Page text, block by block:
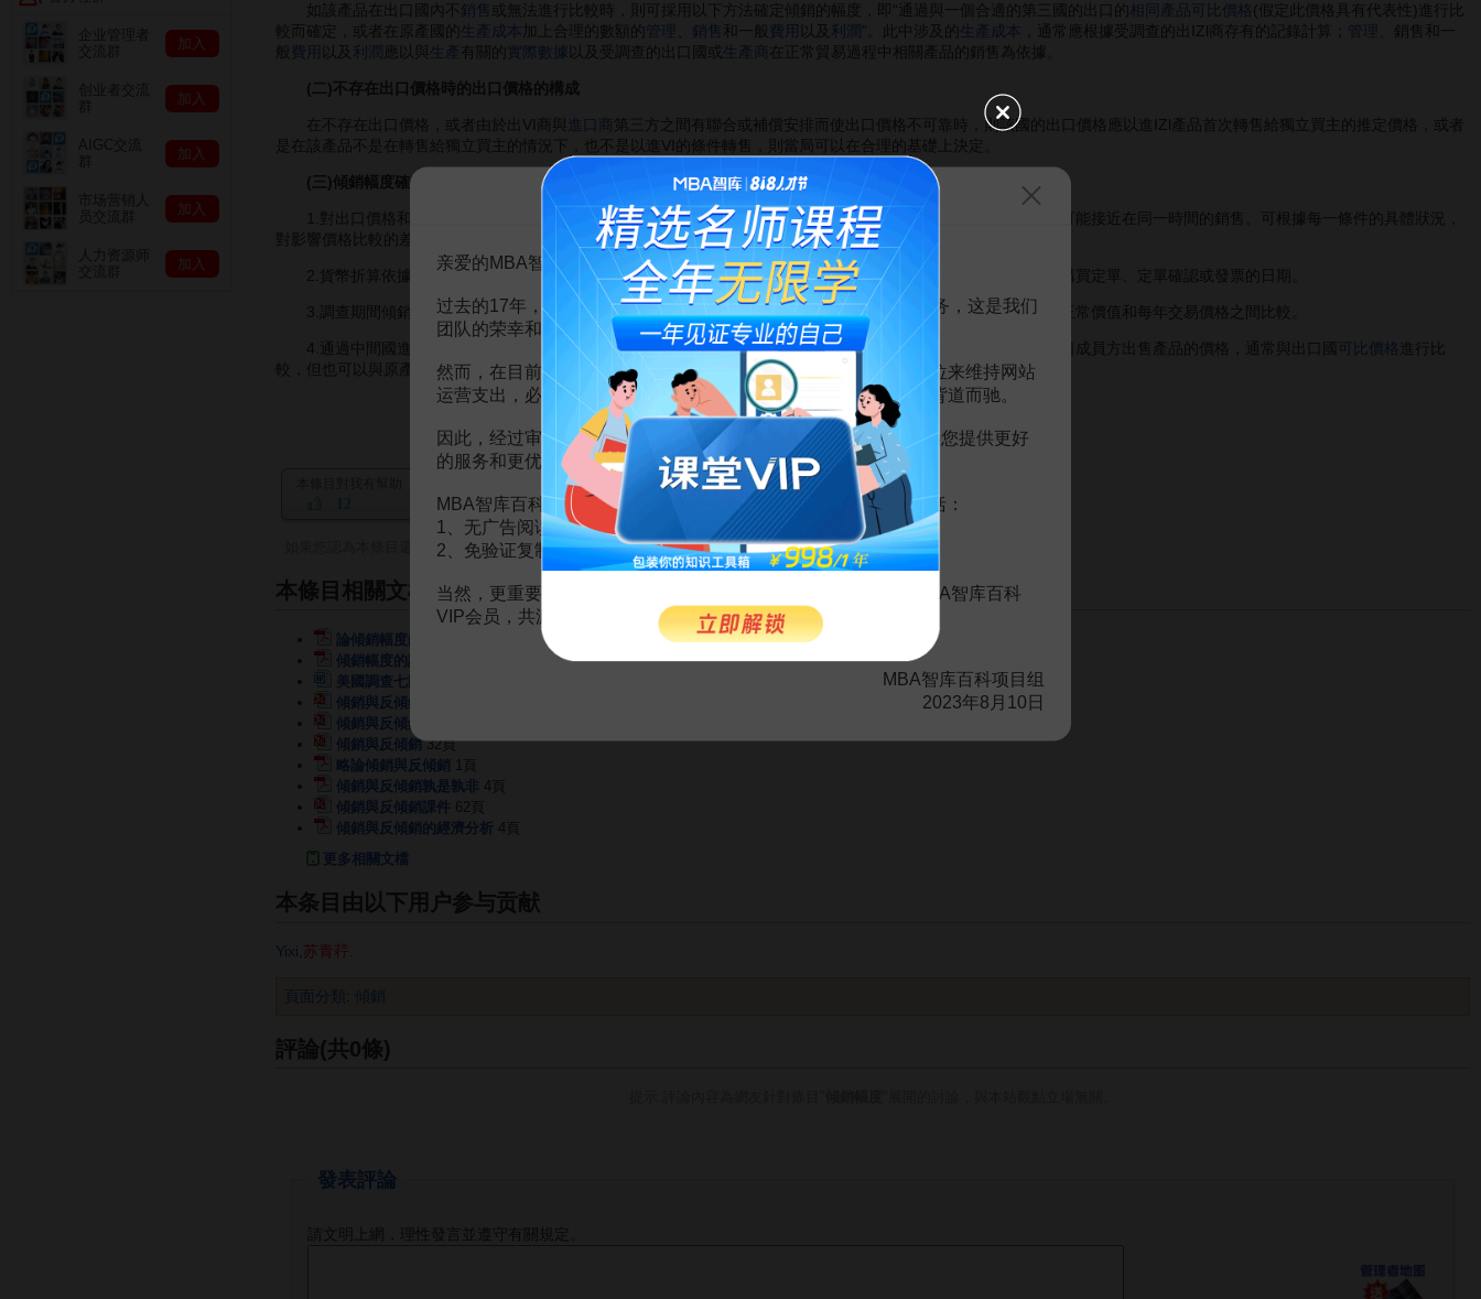
如該產品在出口國內不銷售 或無法進行比較時，則可採用以下方法確定傾銷的幅度，即“通過與一個合適的第三國的出口的 相同產品 可比價格(假定此價格具有代表性)進行比
較而確定，或者在原產國的 生產成本 加上合理的數額的 管理 銷售 和一般 以及 利潤 ”。此中涉及的 生產成本 ，通常應根據受調查的出IZl商存有的記錄計算； 管理
、銷售和一
般
以及 利潤 應以與生產 有關的 實際數據 以及受調查的出口國或 生產商 在正常貿易過程中相關產品的銷售為依據。
(二)不存在出口價格時的出口價格的構成
在不存在出口價格，或者由於出VI商與 進口商
第三方之間有聯合或補償安排而使出口價格不可靠時，則該國的出口價格應以進IZl產品首次轉售給獨立買主的推定價格，或者
是在該產品不是在轉售給獨立買主的情況下，也不是以進VI的條件轉售，則當局可以在合理的基礎上決定。
(三)傾銷幅度確定的原則
1.對出口價格和正常價值進行公平比較。這兩個價格應在同樣貿易水平上進行比較，即指出在出廠價水平上和儘可能接近在同一時間的銷售。可根據每一條件的具體狀況，
對影響價格比較的差異的各種因素予以考慮。這些因素有：銷售的狀況和條件、捐稅、貿易水平、數量、物理特性等。
2.貨幣折算依據的匯率。在進行價格比較需要進行貨幣折算時，應按銷售日的匯率為準，銷售日是指 、購買定單、定單確認或發票的日期。
3.調查期間傾銷幅度成立的基礎。通常應在加權平均正常價格與全部出口交易的加權平均價 格之間比較，或者在正常價值和每年交易價格之間比較。
4.通過中間國進口 的價格比較。如果產品不是從原產國直接進口，而是通過一個中間國進口，則出口國對進口成員方出售產品的價格，通常與出口國 可比價格 進行比
較，但也可以與原產國的價格進行比較。
12 赏 MBA智库APP
如果您認為本條目還有待完善，需要補充新內容或修改錯誤內容，請編輯條目或投訴舉報。
本條目相關文檔
論傾銷幅度的核定與爭議
傾銷幅度的計算與會計調整
美國調查七國鋼鐵產品指中國傾銷幅度達159%
傾銷與反傾銷
傾銷與反傾銷
傾銷與反傾銷 32頁
略論傾銷與反傾銷
傾銷與反傾銷孰是孰非
傾銷與反傾銷課件
62頁
傾銷與反傾銷的經濟分析
更多相關文檔
本条目由以下用户参与贡献
Yixi 苏青荇
頁面分類 傾銷
評論(共0條)
發表評論
請文明上網，理性發言並遵守有關規定。
加入
加入
加入
加入
加入
告MBA智库百科用户的一封信
亲爱的MBA智库百科用户：
过去的17年，百科频道一直以免费公益的形式为大家提供知识服务，这是我们
团队的荣幸和骄傲。
然而，在目前越来越严峻的经营挑战下，单纯依靠不断增加广告位来维持网站
运营支出，必然会越来越影响您的使用体验，这也与我们的初衷背道而驰。
因此，经过审慎地考虑，我们决定推出VIP会员收费制度，以便为您提供更好
的服务和更优质的内容。
MBA智库百科VIP会员（9.9元 / 年， 点击开通），您的权益将包括：
1、无广告阅读；
2、免验证复制。
当然，更重要的是长期以来您对百科频道的支持。诚邀您加入MBA智库百科
VIP会员，共渡难关，共同见证彼此的成长和进步！
MBA智库百科项目组
2023年8月10日